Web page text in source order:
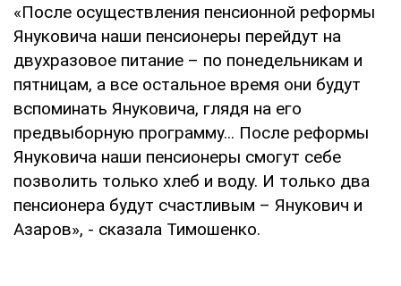
«После осуществления пенсионной реформы
Януковича наши пенсионеры перейдут на
двухразовое питание – по понедельникам и
пятницам, а все остальное время они будут
вспоминать Януковича, глядя на его
предвыборную программу... После реформы
Януковича наши пенсионеры смогут себе
позволить только хлеб и воду. И только два
пенсионера будут счастливым – Янукович и
Азаров», - сказала Тимошенко.